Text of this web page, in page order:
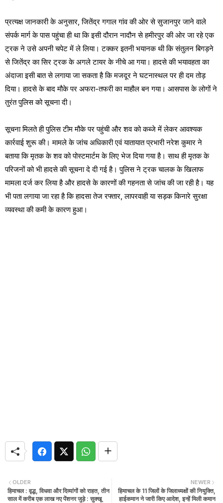
प्रत्यक्ष जानकारी के अनुसार, जितेंद्र गगाल गांव की ओर से सुजानपुर जाने वाले
संपर्क मार्ग के पास पहुंचा ही था कि इसी दौरान नादौन से हमीरपुर की ओर जा रहे एक
ट्रक ने उसे अपनी चपेट में ले लिया। टक्कर इतनी भयानक थी कि संतुलन बिगड़ने
से जितेंद्र का सिर ट्रक के अगले टायर के नीचे आ गया। हादसे की भयावहता का
अंदाजा इसी बात से लगाया जा सकता है कि मजदूर ने घटनास्थल पर ही दम तोड़
दिया। हादसे के बाद मौके पर अफरा-तफरी का माहौल बन गया। आसपास के लोगों ने
तुरंत पुलिस को सूचना दी।
सूचना मिलते ही पुलिस टीम मौके पर पहुंची और शव को कब्जे में लेकर आवश्यक
कार्रवाई शुरू की। मामले के जांच अधिकारी एवं यातायात प्रभारी नरेश कुमार ने
बताया कि मृतक के शव को पोस्टमार्टम के लिए भेज दिया गया है। साथ ही मृतक के
परिजनों को भी हादसे की सूचना दे दी गई है। पुलिस ने ट्रक चालक के खिलाफ
मामला दर्ज कर लिया है और हादसे के कारणों की गहनता से जांच की जा रही है। यह
भी पता लगाया जा रहा है कि हादसा तेज रफ्तार, लापरवाही या सड़क किनारे सुरक्षा
व्यवस्था की कमी के कारण हुआ।
NEWER
हिमाचल के 11 जिलों के जिलाध्यक्षों की नियुक्ति,
हाईकमान ने जारी किए आदेश, इन्हें मिली कमान
OLDER
हिमाचल : वृद्ध, विधवा और दिव्यांगों को राहत, तीन
साल में करीब एक लाख नए पेंशनर जुड़े : सुक्खू